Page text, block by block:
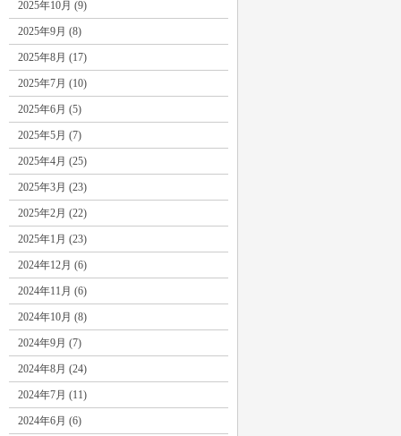
2025年10月 (9)
2025年9月 (8)
2025年8月 (17)
2025年7月 (10)
2025年6月 (5)
2025年5月 (7)
2025年4月 (25)
2025年3月 (23)
2025年2月 (22)
2025年1月 (23)
2024年12月 (6)
2024年11月 (6)
2024年10月 (8)
2024年9月 (7)
2024年8月 (24)
2024年7月 (11)
2024年6月 (6)